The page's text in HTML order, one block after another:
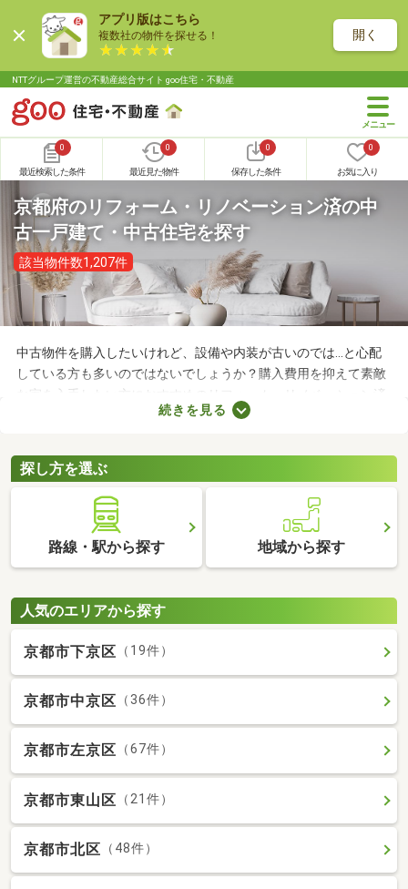
アプリ版はこちら
複数社の物件を探せる！ 開く
NTTグループ運営の不動産総合サイト goo住宅・不動産
0
最近検索した条件
0
最近見た物件
0
保存した条件
0
お気に入り
京都府のリフォーム・リノベーション済の中
古一戸建て・中古住宅を探す
該当物件数1,207件
中古物件を購入したいけれど、設備や内装が古いのでは…と心配
している方も多いのではないでしょうか？購入費用を抑えて素敵
な家を入手したい方におすすめのリフォーム・リノベーション済
みの中古一軒家を紹介します。築年数が古くても新しい設備が整
快適に暮らせますよ。
続きを見る
探し方を選ぶ
路線・駅から探す 地域から探す
人気のエリアから探す
京都市下京区 （19件）
京都市中京区 （36件）
京都市左京区 （67件）
京都市東山区 （21件）
京都市北区 （48件）